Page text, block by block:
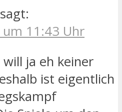
sagt:
um 11:43 Uhr
ja eh keiner
ist eigentlich